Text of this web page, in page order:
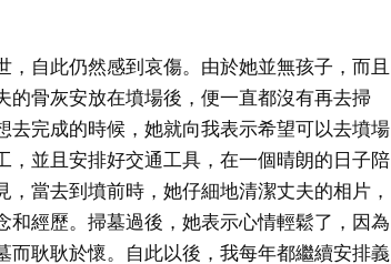
自此仍然感到哀傷。由於她並無孩子，而且
的骨灰安放在墳場後，便一直都沒有再去掃
去完成的時候，她就向我表示希望可以去墳場
，並且安排好交通工具，在一個晴朗的日子陪
當去到墳前時，她仔細地清潔丈夫的相片，
和經歷。掃墓過後，她表示心情輕鬆了，因為
而耿耿於懷。自此以後，我每年都繼續安排義